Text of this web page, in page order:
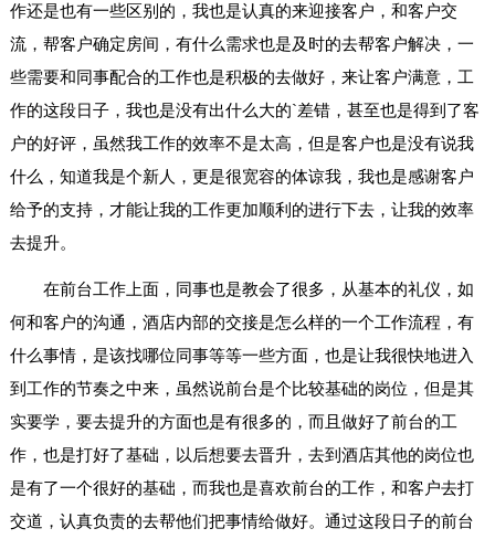
作还是也有一些区别的，我也是认真的来迎接客户，和客户交
流，帮客户确定房间，有什么需求也是及时的去帮客户解决，一
些需要和同事配合的工作也是积极的去做好，来让客户满意，工
作的这段日子，我也是没有出什么大的`差错，甚至也是得到了客
户的好评，虽然我工作的效率不是太高，但是客户也是没有说我
什么，知道我是个新人，更是很宽容的体谅我，我也是感谢客户
给予的支持，才能让我的工作更加顺利的进行下去，让我的效率
去提升。
在前台工作上面，同事也是教会了很多，从基本的礼仪，如
何和客户的沟通，酒店内部的交接是怎么样的一个工作流程，有
什么事情，是该找哪位同事等等一些方面，也是让我很快地进入
到工作的节奏之中来，虽然说前台是个比较基础的岗位，但是其
实要学，要去提升的方面也是有很多的，而且做好了前台的工
作，也是打好了基础，以后想要去晋升，去到酒店其他的岗位也
是有了一个很好的基础，而我也是喜欢前台的工作，和客户去打
交道，认真负责的去帮他们把事情给做好。通过这段日子的前台